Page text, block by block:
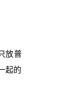
放普
起的